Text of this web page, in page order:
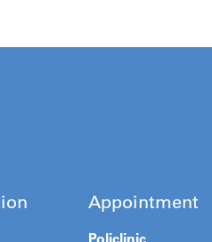
Appointment
Policlinic